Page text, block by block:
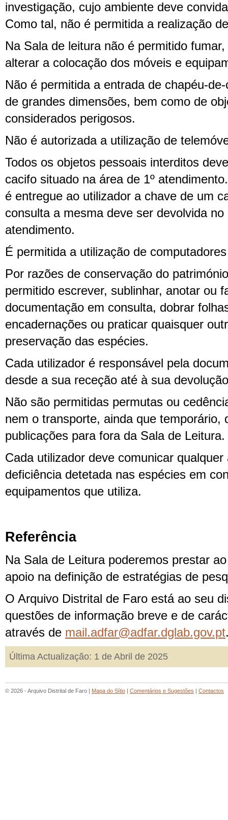
investigação, cujo ambiente deve
Como tal, não é permitida a realização
Na Sala de leitura não é permitido
alterar a colocação dos móveis e
Não é permitida a entrada de chapéu-
de grandes dimensões, bem como de
considerados perigosos.
Não é autorizada a utilização de
Todos os objetos pessoais interditos
cacifo situado na área de 1º
é entregue ao utilizador a chave de um
consulta a mesma deve ser devolvida
atendimento.
É permitida a utilização de
Por razões de conservação do
permitido escrever, sublinhar, anotar ou
documentação em consulta, dobrar
encadernações ou praticar quaisquer
preservação das espécies.
Cada utilizador é responsável pela
desde a sua receção até à sua
Não são permitidas permutas ou
nem o transporte, ainda que temporário,
publicações para fora da Sala de Leitura.
Cada utilizador deve comunicar qualquer
deficiência detetada nas espécies em
equipamentos que utiliza.
Referência
Na Sala de Leitura poderemos prestar
apoio na definição de estratégias de
O Arquivo Distrital de Faro está ao seu
questões de informação breve e de
através de mail.adfar@adfar.dglab.gov.pt
Última Actualização: 1 de Abril de 2025
© 2026 - Arquivo Distrital de Faro | Mapa do Sítio | Comentários e Sugestões | Contactos